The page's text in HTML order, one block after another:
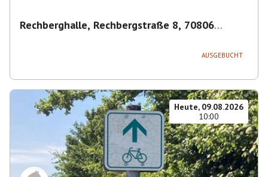
Rechberghalle, Rechbergstraße 8, 70806
AUSGEBUCHT
Heute, 09.08.2026
10:00